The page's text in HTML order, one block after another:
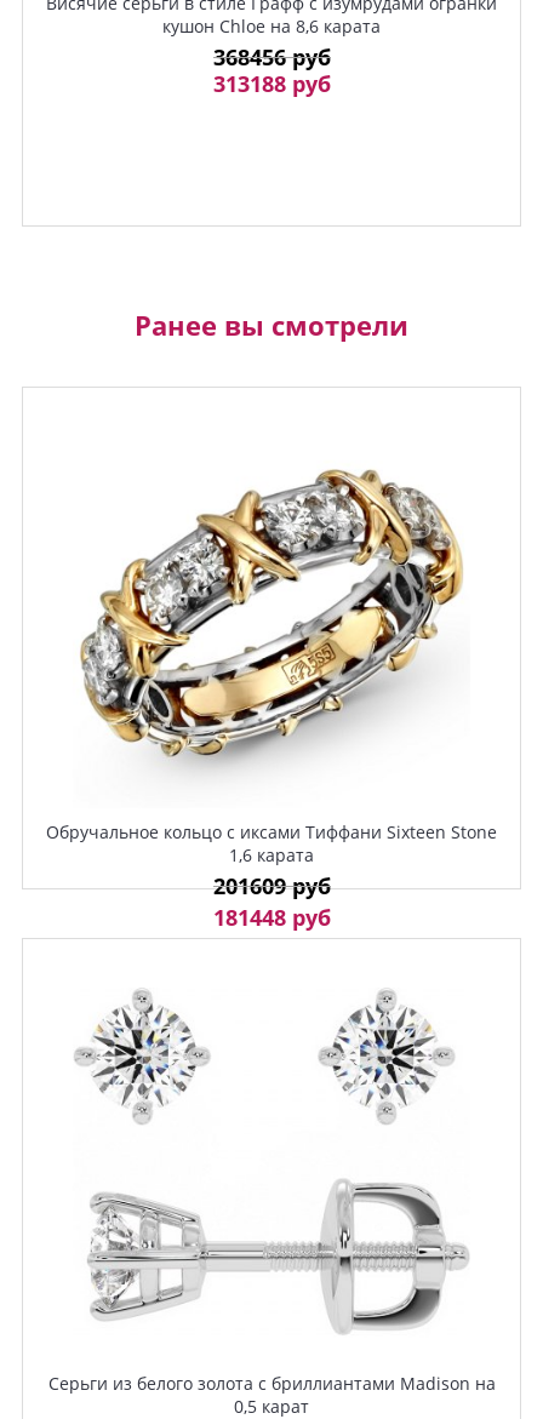
кушон Chloe на 8,6 карата
368456 руб
313188 руб
Ранее вы смотрели
Обручальное кольцо с иксами Тиффани Sixteen Stone
1,6 карата
201609 руб
181448 руб
Серьги из белого золота с бриллиантами Madison на
0,5 карат